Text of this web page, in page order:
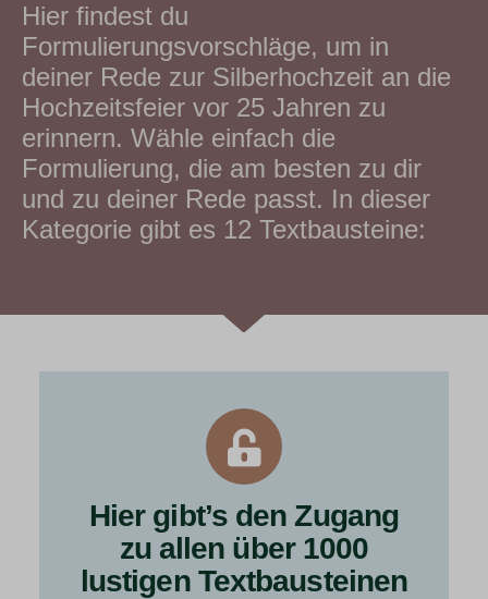
Hier findest du
Formulierungsvorschläge, um in
deiner Rede zur Silberhochzeit an die
Hochzeitsfeier vor 25 Jahren zu
erinnern. Wähle einfach die
Formulierung, die am besten zu dir
und zu deiner Rede passt. In dieser
Kategorie gibt es 12 Textbausteine:
Hier gibt’s den Zugang
zu allen über 1000
lustigen Textbausteinen